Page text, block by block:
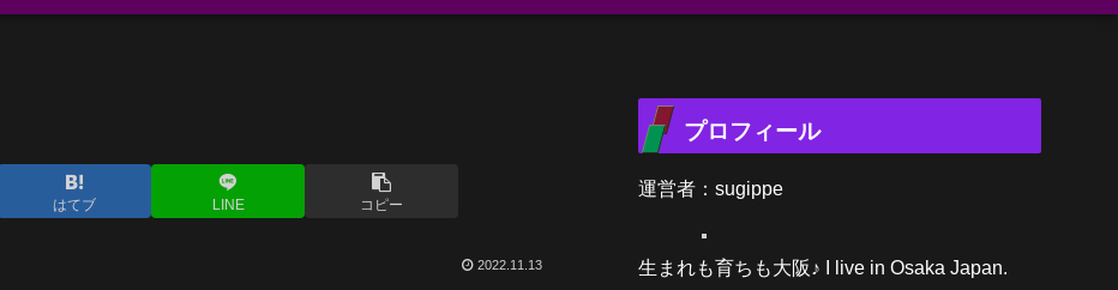
はてブ LINE コピー
2022.11.13
プロフィール
運営者：sugippe
生まれも育ちも大阪♪ I live in Osaka Japan.